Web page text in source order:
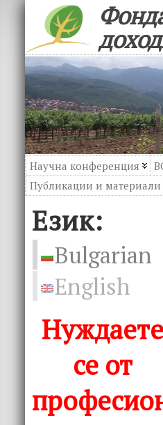
Научна конференция
Публикации и материали
Език:
Bulgarian
English
Нуждаете
се от